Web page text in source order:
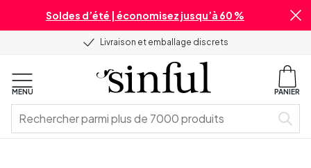
Soldes d’été | économisez jusqu’à 60 %
Livraison et emballage discrets
MENU PANIER